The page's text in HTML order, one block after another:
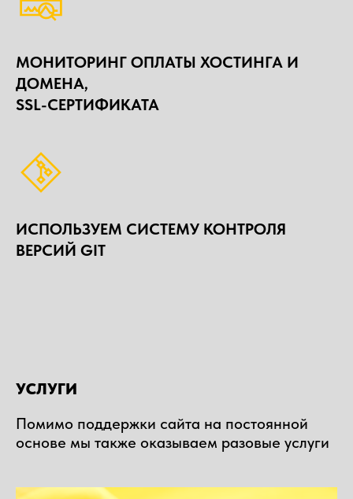
МОНИТОРИНГ ОПЛАТЫ ХОСТИНГА И
ДОМЕНА,
SSL-СЕРТИФИКАТА
ИСПОЛЬЗУЕМ СИСТЕМУ КОНТРОЛЯ
ВЕРСИЙ GIT
УСЛУГИ
Помимо поддержки сайта на постоянной
основе мы также оказываем разовые услуги